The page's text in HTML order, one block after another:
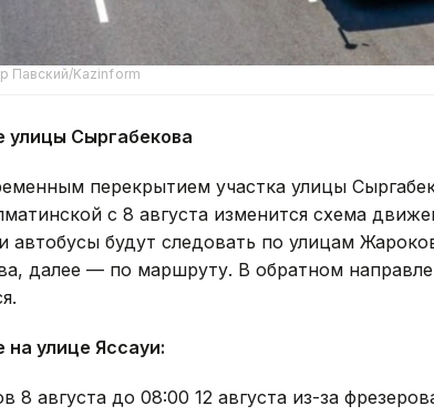
Павский/Kazinform
улицы Сыргабекова
перекрытием участка улицы
с 8 августа изменится схема
автобусы будут следовать по улицам
далее — по маршруту. В обратном
на улице Яссауи:
8 августа до 08:00 12 августа из-за